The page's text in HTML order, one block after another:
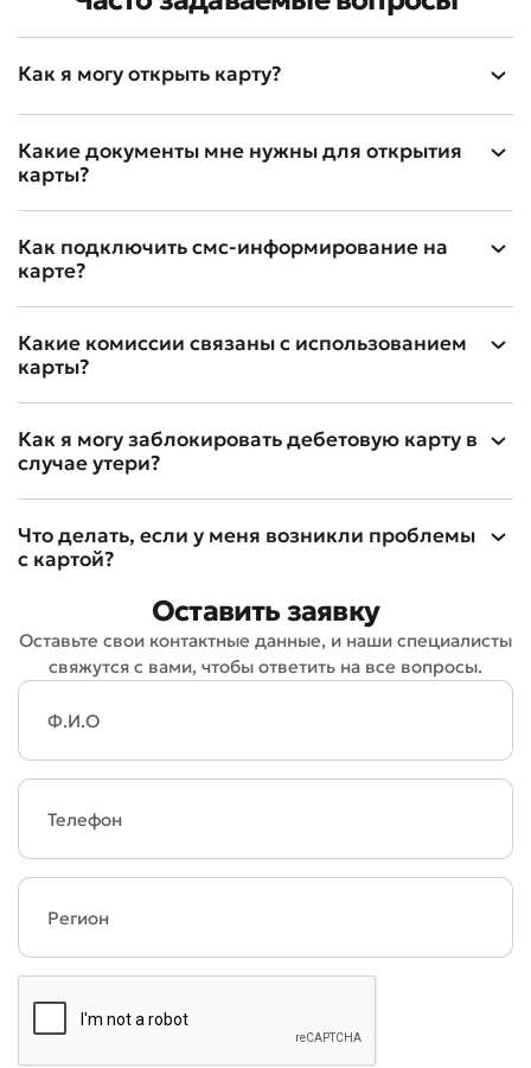
Отправить
* Все поля обязательны для заполнения
Отправить
Как я могу открыть карту?
Какие документы мне нужны для открытия
карты?
Как подключить смс-информирование на
карте?
Какие комиссии связаны с использованием
карты?
Как я могу заблокировать дебетовую карту в
случае утери?
Что делать, если у меня возникли проблемы
с картой?
Оставить заявку
Оставьте свои контактные данные, и наши специалисты
свяжутся с вами, чтобы ответить на все вопросы.